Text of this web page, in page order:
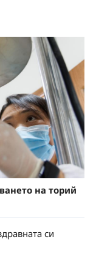
на торий
си